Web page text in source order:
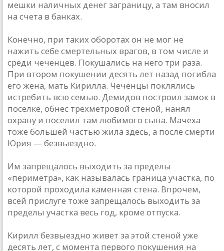
мешки наличных денег заграницу, а там вносил
на счета в банках.
Конечно, при таких оборотах он не мог не
нажить себе смертельных врагов, в том числе и
среди чеченцев. Покушались на него три раза.
При втором покушении десять лет назад погибла
его жена, мать Кирилла. Чеченцы поклялись
истребить всю семью. Демидов построил замок в
поселке, обнес трёхметровой стеной, нанял
охрану и поселил там любимого сына. Мачеха
тоже большей частью жила здесь, а после смерти
Юрия — безвыездно.
Им запрещалось выходить за пределы
«периметра», как называлась граница участка, по
которой проходила каменная стена. Впрочем,
всей прислуге тоже запрещалось выходить за
пределы участка весь год, кроме отпуска.
Кирилл безвыездно живет за этой стеной уже
десять лет, с момента первого покушения на